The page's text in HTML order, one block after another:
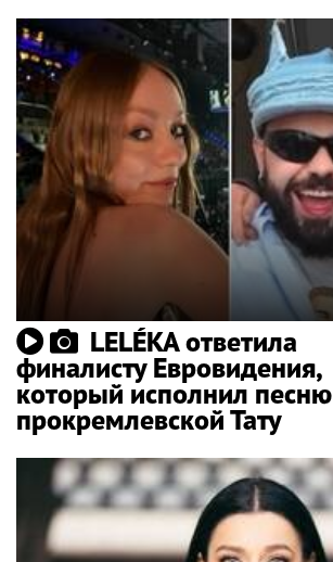
LELÉKA ответила
финалисту Евровидения,
который исполнил песню
прокремлевской Тату